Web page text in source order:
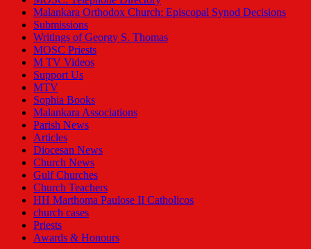
Malankara Orthodox Church: Episcopal Synod Decisions
Submissions
Writings of Georgy S. Thomas
MOSC Priests
M TV Videos
Support Us
MTV
Sophia Books
Malankara Associations
Parish News
Articles
Diocesan News
Church News
Gulf Churches
Church Teachers
HH Marthoma Paulose II Catholicos
church cases
Priests
Awards & Honours